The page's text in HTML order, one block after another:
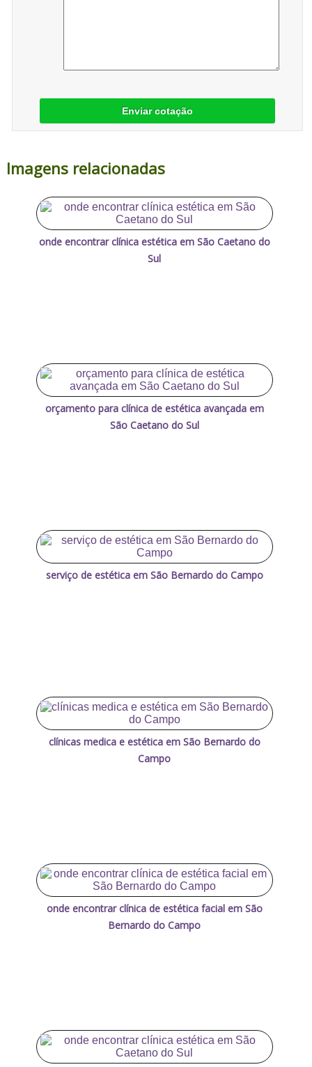
Enviar cotação
Imagens relacionadas
onde encontrar clínica estética em São Caetano do
Sul
orçamento para clínica de estética avançada em
São Caetano do Sul
serviço de estética em São Bernardo do Campo
clínicas medica e estética em São Bernardo do
Campo
onde encontrar clínica de estética facial em São
Bernardo do Campo